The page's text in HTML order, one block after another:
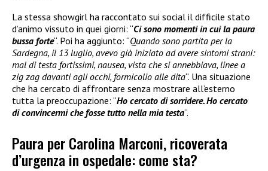
La stessa showgirl ha raccontato sui social il difficile stato
d’animo vissuto in quei giorni: “Ci sono momenti in cui la paura
bussa forte“. Poi ha aggiunto: “Quando sono partita per la
Sardegna, il 13 luglio, avevo già iniziato ad avere sintomi strani:
mal di testa fortissimi, nausea, vista che si annebbiava, linee a
zig zag davanti agli occhi, formicolio alle dita“. Una situazione
che ha cercato di affrontare senza mostrare all’esterno
tutta la preoccupazione: “Ho cercato di sorridere. Ho cercato
di convincermi che fosse tutto nella mia testa“.
Paura per Carolina Marconi, ricoverata
d’urgenza in ospedale: come sta?